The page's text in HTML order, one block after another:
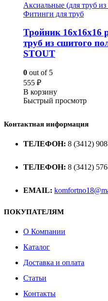
Аксиальные (для труб
Фитинги для труб
Тройник 16x16x16
труб из сшитого
STOUT
0 out of 5
555 ₽
В корзину
Быстрый просмотр
Контактная информация
ТЕЛЕФОН: 8 (3412)
ТЕЛЕФОН: 8 (3412)
EMAIL:
ПОКУПАТЕЛЯМ
О Компании
Каталог
Доставка и оплата
Статьи
Контакты